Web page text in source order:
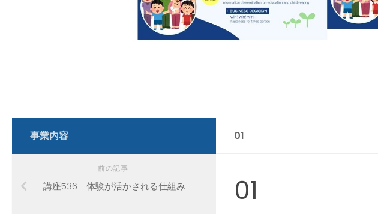
01
01
事業内容
前の記事
講座536 体験が活かされる仕組み